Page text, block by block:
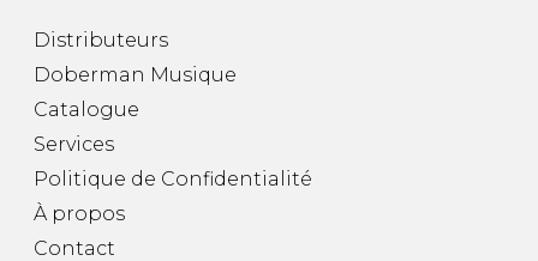
Distributeurs
Doberman Musique
Catalogue
Services
Politique de Confidentialité
À propos
Contact